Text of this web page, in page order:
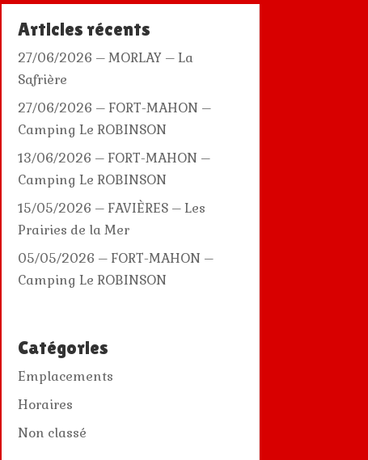
Articles récents
27/06/2026 – MORLAY – La
Safrière
27/06/2026 – FORT-MAHON –
Camping Le ROBINSON
13/06/2026 – FORT-MAHON –
Camping Le ROBINSON
15/05/2026 – FAVIÈRES – Les
Prairies de la Mer
05/05/2026 – FORT-MAHON –
Camping Le ROBINSON
Catégories
Emplacements
Horaires
Non classé